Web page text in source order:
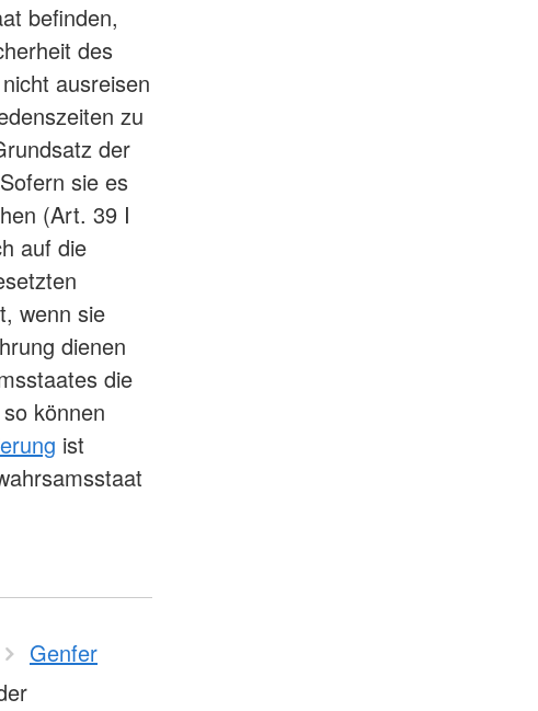
befinden,
des
ausreisen
zu
der
sie es
(Art. 39 I
auf die
wenn sie
dienen
die
können
ist
Genfer